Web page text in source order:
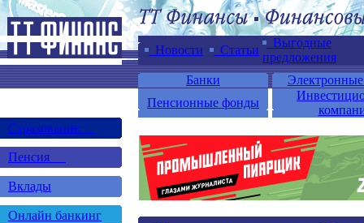
Новости Статьи
Выгодные
предложения
Банки
Пенсионные фонды
Страхование
Пенсия
Вклады
Онлайн банкинг